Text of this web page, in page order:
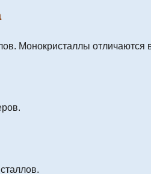
Монокристаллы отличаются